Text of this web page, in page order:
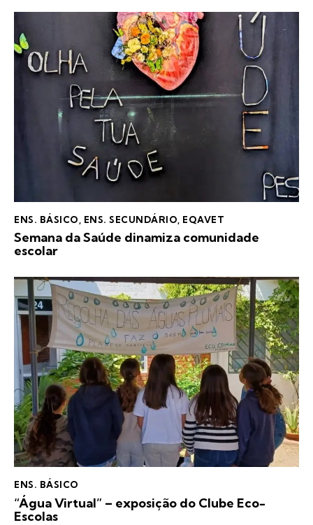
ENS. BÁSICO ENS. SECUNDÁRIO EQAVET
Semana da Saúde dinamiza comunidade
escolar
ENS. BÁSICO
“Água Virtual” – exposição do Clube Eco-
Escolas